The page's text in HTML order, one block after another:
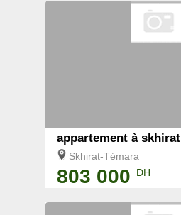
appartement à skhirat
Skhirat-Témara
803 000 DH